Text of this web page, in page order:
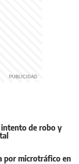
intento de robo y
por microtráfico en